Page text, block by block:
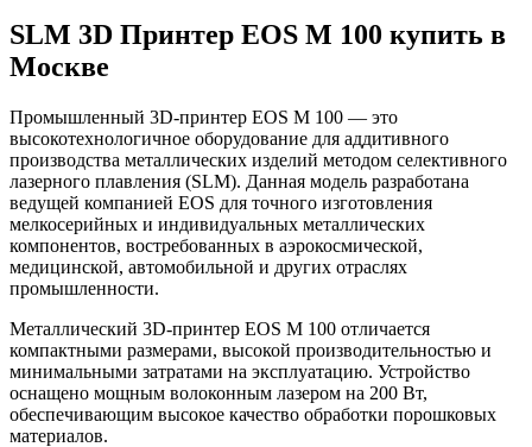
SLM 3D Принтер EOS M 100 купить в
Москве
Промышленный 3D-принтер EOS M 100 — это
высокотехнологичное оборудование для аддитивного
производства металлических изделий методом селективного
лазерного плавления (SLM). Данная модель разработана
ведущей компанией EOS для точного изготовления
мелкосерийных и индивидуальных металлических
компонентов, востребованных в аэрокосмической,
медицинской, автомобильной и других отраслях
промышленности.
Металлический 3D-принтер EOS M 100 отличается
компактными размерами, высокой производительностью и
минимальными затратами на эксплуатацию. Устройство
оснащено мощным волоконным лазером на 200 Вт,
обеспечивающим высокое качество обработки порошковых
материалов.